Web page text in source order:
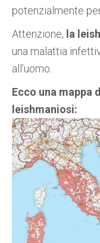
potenzialmente
Attenzione, la
una malattia
all’uomo.
Ecco una mappa
leishmaniosi: